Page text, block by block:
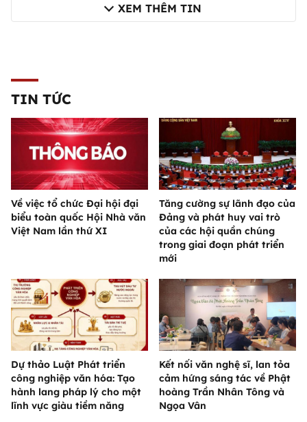
XEM THÊM TIN
TIN TỨC
Về việc tổ chức Đại hội đại
biểu toàn quốc Hội Nhà văn
Việt Nam lần thứ XI
Tăng cường sự lãnh đạo của
Đảng và phát huy vai trò
của các hội quần chúng
trong giai đoạn phát triển
mới
Dự thảo Luật Phát triển
công nghiệp văn hóa: Tạo
hành lang pháp lý cho một
lĩnh vực giàu tiềm năng
Kết nối văn nghệ sĩ, lan tỏa
cảm hứng sáng tác về Phật
hoàng Trần Nhân Tông và
Ngọa Vân